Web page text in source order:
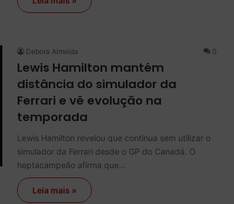
Debora Almeida 0
Lewis Hamilton mantém
distância do simulador da
Ferrari e vê evolução na
temporada
Lewis Hamilton revelou que continua sem utilizar o
simulador da Ferrari desde o GP do Canadá. O
heptacampeão afirma que…
Leia mais »